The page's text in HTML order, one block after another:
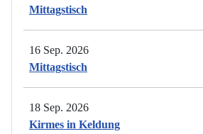
Mittagstisch
16 Sep. 2026
Mittagstisch
18 Sep. 2026
Kirmes in Keldung